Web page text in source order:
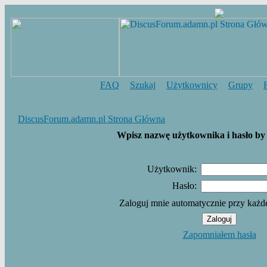
FAQ Szukaj Użytkownicy Grupy
DiscusForum.adamn.pl Strona Główna
Wpisz nazwę użytkownika i hasło by
Użytkownik:
Hasło:
Zaloguj mnie automatycznie przy
Zapomniałem hasła